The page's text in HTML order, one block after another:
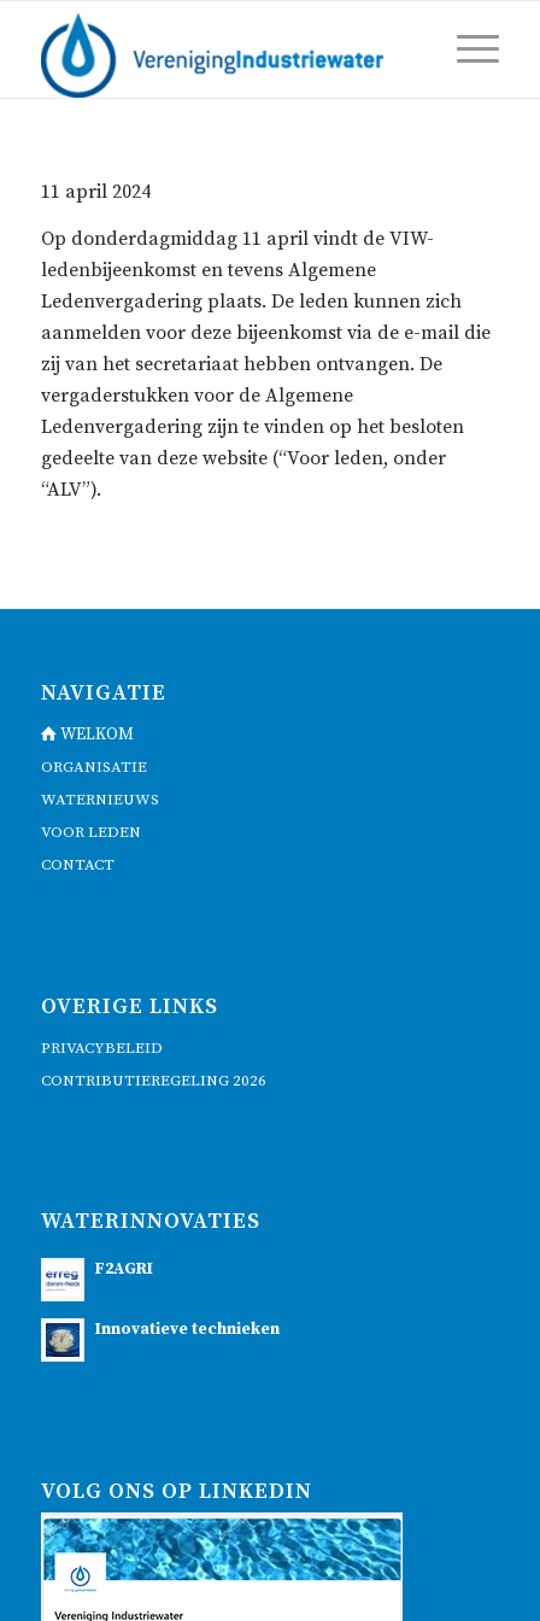
11 april 2024
Op donderdagmiddag 11 april vindt de VIW-
ledenbijeenkomst en tevens Algemene
Ledenvergadering plaats. De leden kunnen zich
aanmelden voor deze bijeenkomst via de e-mail die
zij van het secretariaat hebben ontvangen. De
vergaderstukken voor de Algemene
Ledenvergadering zijn te vinden op het besloten
gedeelte van deze website (“Voor leden, onder
“ALV”).
NAVIGATIE
WELKOM
ORGANISATIE
WATERNIEUWS
VOOR LEDEN
CONTACT
OVERIGE LINKS
PRIVACYBELEID
CONTRIBUTIEREGELING 2026
WATERINNOVATIES
F2AGRI
Innovatieve technieken
VOLG ONS OP LINKEDIN